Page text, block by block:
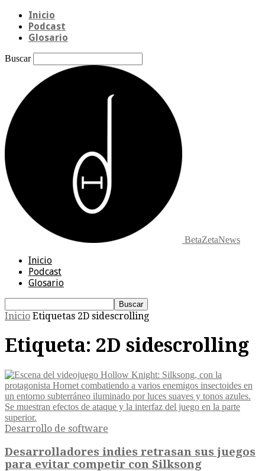
Inicio
Podcast
Glosario
Buscar
BetaZetaNews
Inicio
Podcast
Glosario
Inicio Etiquetas 2D sidescrolling
Etiqueta: 2D sidescrolling
Desarrollo de software
Desarrolladores indies retrasan sus juegos
para evitar competir con Silksong